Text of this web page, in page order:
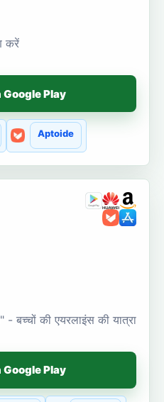
करें
Google Play
Aptoide
बच्चों की एयरलाइंस की यात्रा
Google Play